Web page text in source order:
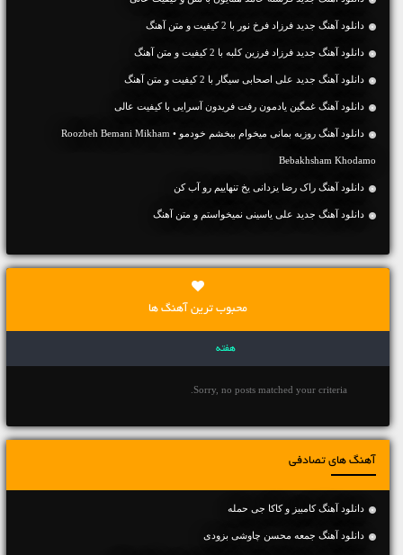
دانلود آهنگ جديد فرزاد فرخ نور با 2 کیفیت و متن آهنگ
دانلود آهنگ جديد فرزاد فرزین کلبه با 2 کیفیت و متن آهنگ
دانلود آهنگ جديد علی اصحابی سیگار با 2 کیفیت و متن آهنگ
دانلود آهنگ غمگین یادمون رفت فریدون آسرایی با کیفیت عالی
دانلود آهنگ روزبه بمانی میخوام ببخشم خودمو • Roozbeh Bemani Mikham
Bebakhsham Khodamo
دانلود آهنگ راک رضا یزدانی یخ تنهاییم رو آب کن
دانلود آهنگ جديد علی یاسینی نمیخواستم و متن آهنگ
محبوب ترین آهنگ ها
هفته
Sorry, no posts matched your criteria.
آهنگ های تصادفی
دانلود آهنگ کامبیز و کاکا جی حمله
دانلود آهنگ جمعه محسن چاوشی بزودی